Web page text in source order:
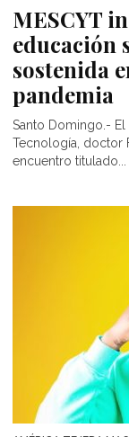
MESCYT
educación
sostenida
pandemia
Santo Domingo.-
Tecnología, doctor
encuentro titulado...